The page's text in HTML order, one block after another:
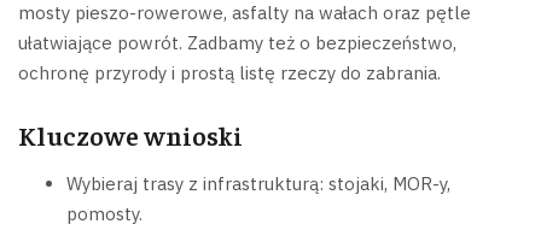
mosty pieszo-rowerowe, asfalty na wałach oraz pętle
ułatwiające powrót. Zadbamy też o bezpieczeństwo,
ochronę przyrody i prostą listę rzeczy do zabrania.
Kluczowe wnioski
Wybieraj trasy z infrastrukturą: stojaki, MOR-y,
pomosty.